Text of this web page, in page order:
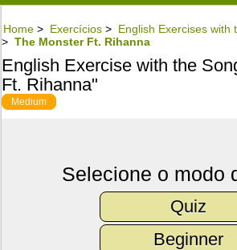
Home > Exercícios > English Exercises with
> The Monster Ft. Rihanna
English Exercise with the
Ft. Rihanna"
Medium
Selecione o modo
Quiz
Beginner